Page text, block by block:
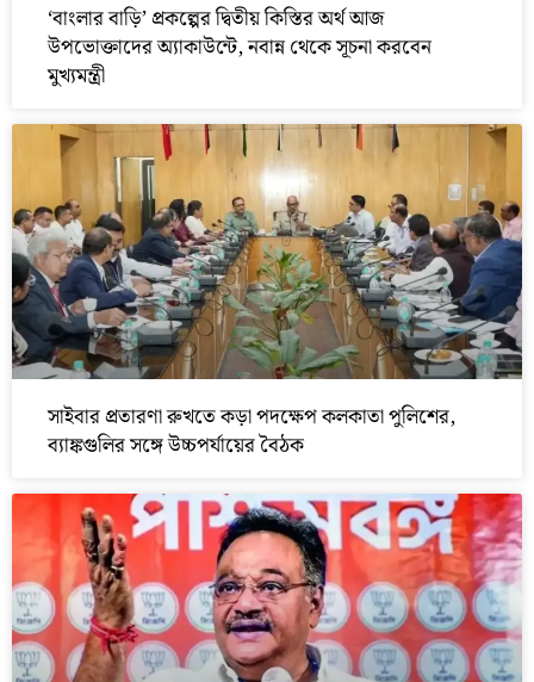
‘বাংলার বাড়ি’ প্রকল্পের দ্বিতীয় কিস্তির অর্থ আজ
উপভোক্তাদের অ্যাকাউন্টে, নবান্ন থেকে সূচনা করবেন
মুখ্যমন্ত্রী
সাইবার প্রতারণা রুখতে কড়া পদক্ষেপ কলকাতা পুলিশের,
ব্যাঙ্কগুলির সঙ্গে উচ্চপর্যায়ের বৈঠক